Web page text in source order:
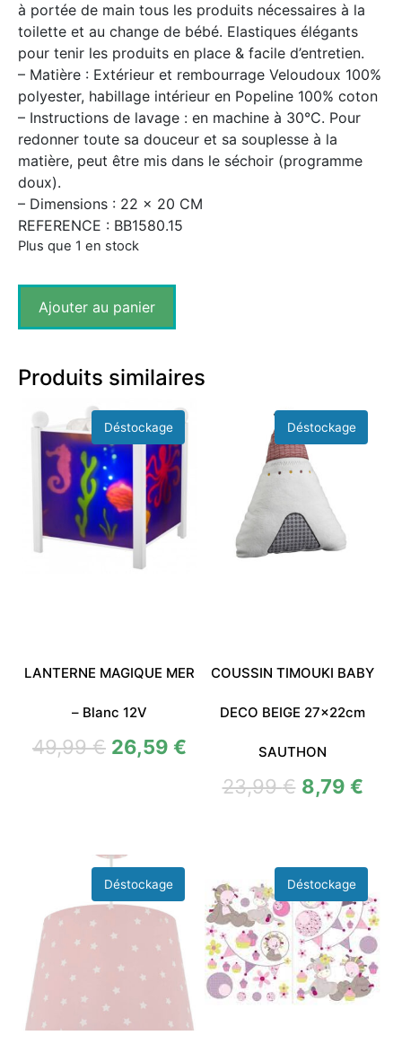
à portée de main tous les produits nécessaires à la
toilette et au change de bébé. Elastiques élégants
pour tenir les produits en place & facile d’entretien.
– Matière : Extérieur et rembourrage Veloudoux 100%
polyester, habillage intérieur en Popeline 100% coton
– Instructions de lavage : en machine à 30°C. Pour
redonner toute sa douceur et sa souplesse à la
matière, peut être mis dans le séchoir (programme
doux).
– Dimensions : 22 x 20 CM
REFERENCE : BB1580.15
Plus que 1 en stock
Ajouter au panier
Produits similaires
LANTERNE MAGIQUE MER
– Blanc 12V
49,99€ 26,59 €
COUSSIN TIMOUKI BABY
DECO BEIGE 27x22cm
SAUTHON
23,99€ 8,79 €